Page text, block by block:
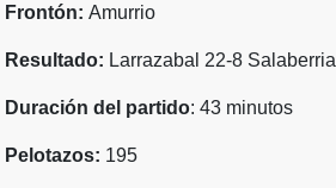
Frontón: Amurrio
Resultado: Larrazabal 22-8 Salaberria
Duración del partido: 43 minutos
Pelotazos: 195